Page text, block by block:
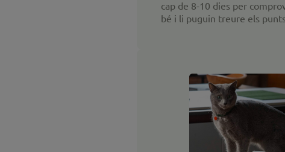
cap de 8-10 dies per
bé i li puguin treure els